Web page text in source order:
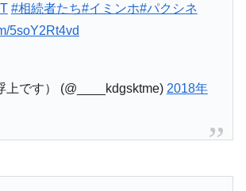
#相続者たち#イミンホ#パクシネ
5soY2Rt4vd
です） (@____kdgsktme) 2018年